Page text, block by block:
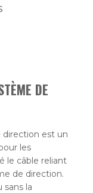
DE
direction est un
les
le câble reliant
de direction.
sans la